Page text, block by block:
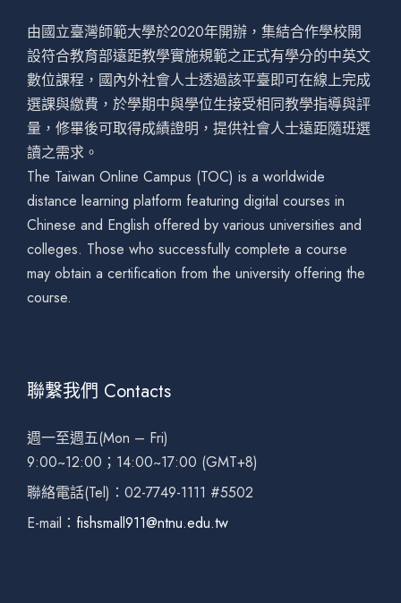
由國立臺灣師範大學於2020年開辦，集結合作學校開
設符合教育部遠距教學實施規範之正式有學分的中英文
數位課程，國內外社會人士透過該平臺即可在線上完成
選課與繳費，於學期中與學位生接受相同教學指導與評
量，修畢後可取得成績證明，提供社會人士遠距隨班選
讀之需求。
The Taiwan Online Campus (TOC) is a worldwide
distance learning platform featuring digital courses in
Chinese and English offered by various universities and
colleges. Those who successfully complete a course
may obtain a certification from the university offering the
course.
聯繫我們 Contacts
週一至週五(Mon – Fri)
9:00~12:00；14:00~17:00 (GMT+8)
聯絡電話(Tel)：02-7749-1111 #5502
E-mail： fishsmall911@ntnu.edu.tw